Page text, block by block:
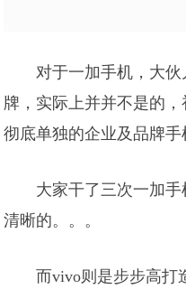
对于一加手机，大伙
牌，实际上并并不是的
彻底单独的企业及品牌手
大家干了三次一加
清晰的。。。
而vivo则是步步高打